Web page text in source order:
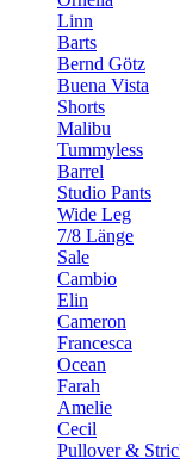
Linn
Barts
Bernd Götz
Buena Vista
Shorts
Malibu
Tummyless
Barrel
Studio Pants
Wide Leg
7/8 Länge
Sale
Cambio
Elin
Cameron
Francesca
Ocean
Farah
Amelie
Cecil
Pullover &